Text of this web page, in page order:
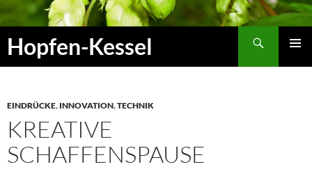
Zum
Inhalt
springen
Hopfen-Kessel
EINDRÜCKE, INNOVATION,TECHNIK
KREATIVE
SCHAFFENSPAUSE